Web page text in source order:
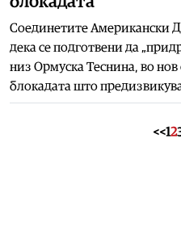
Соединетите Американски
дека се подготвени да
низ Ормуска Теснина, во
блокадата што
<<12